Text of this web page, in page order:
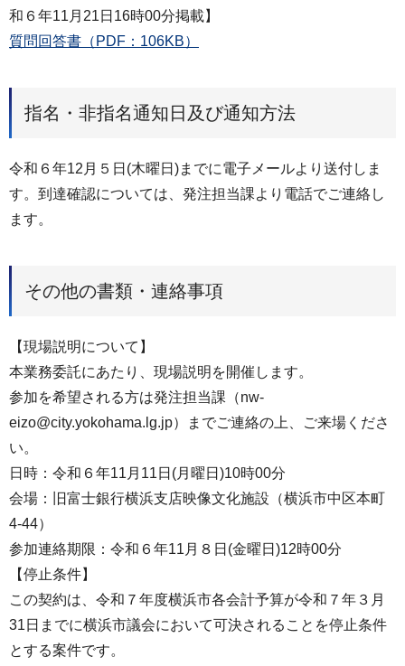
和６年11月21日16時00分掲載】
質問回答書（PDF：106KB）
指名・非指名通知日及び通知方法
令和６年12月５日(木曜日)までに電子メールより送付しま
す。到達確認については、発注担当課より電話でご連絡し
ます。
その他の書類・連絡事項
【現場説明について】
本業務委託にあたり、現場説明を開催します。
参加を希望される方は発注担当課（nw-
eizo@city.yokohama.lg.jp）までご連絡の上、ご来場くださ
い。
日時：令和６年11月11日(月曜日)10時00分
会場：旧富士銀行横浜支店映像文化施設（横浜市中区本町
4-44）
参加連絡期限：令和６年11月８日(金曜日)12時00分
【停止条件】
この契約は、令和７年度横浜市各会計予算が令和７年３月
31日までに横浜市議会において可決されることを停止条件
とする案件です。